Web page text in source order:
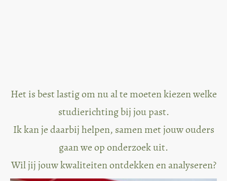
Het is best lastig om nu al te moeten kiezen welke
studierichting bij jou past.
Ik kan je daarbij helpen, samen met jouw ouders
gaan we op onderzoek uit.
Wil jij jouw kwaliteitenontdekken en analyseren?